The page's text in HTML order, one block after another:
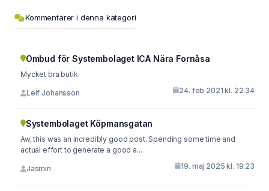
Kommentarer i denna kategori
Ombud för Systembolaget ICA Nära Fornåsa
Mycket bra butik
Leif Johansson 24. feb 2021 kl. 22:34
Systembolaget Köpmansgatan
Aw, this was an incredibly good post. Spending some time and
actual effort to generate a good a...
Jasmin 19. maj 2025 kl. 19:23